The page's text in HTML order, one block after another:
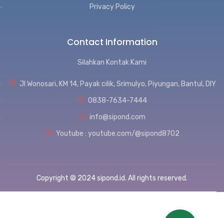
Privacy Policy
Contact Information
Silahkan Kontak Kami
Jl Wonosari, KM 14, Payak cilik, Srimulyo, Piyungan, Bantul, DIY
0838-7634-7444
info@sipond.com
Youtube : youtube.com/@sipond8702
Copyright © 2024 sipond.id. All rights reserved.